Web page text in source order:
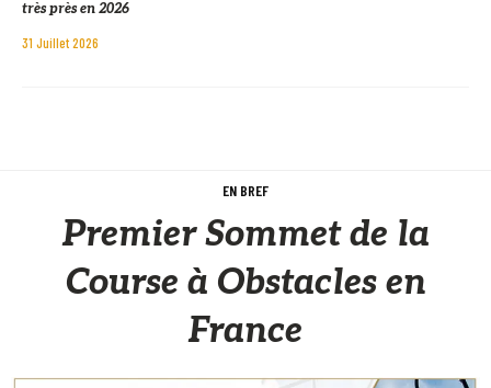
très près en 2026
31 Juillet 2026
EN BREF
Premier Sommet de la
Course à Obstacles en
France